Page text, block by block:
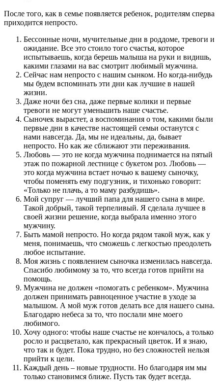
После того, как в семье появляется ребенок, родителям сперва
приходится непросто.
Бессонные ночи, мучительные дни в роддоме, тревоги и
ожидание. Все это стоило того счастья, которое
испытываешь, когда берешь малыша на руки и видишь,
какими глазами на вас смотрит любимый мужчина.
Сейчас нам непросто с нашим сынком. Но когда-нибудь
мы будем вспоминать эти дни как лучшие в нашей
жизни.
Даже ночи без сна, даже первые колики и первые
тревоги не могут уменьшить наше счастье.
Сыночек вырастет, а воспоминания о том, какими были
первые дни в качестве настоящей семьи останутся с
нами навсегда. Да, мы не идеальны, да, бывает
непросто. Но как же сближают эти переживания.
Любовь — это не когда мужчина поднимается на пятый
этаж по пожарной лестнице с букетом роз. Любовь —
это когда мужчина встает ночью к вашему сыночку,
чтобы поменять ему подгузник, и тихонько говорит:
«Только не плачь, а то маму разбудишь».
Мой супруг — лучший папа для нашего сына в мире.
Такой добрый, такой терпеливый. Я сделала лучшее в
своей жизни решение, когда выбрала именно этого
мужчину.
Быть мамой непросто. Но когда рядом такой муж, как у
меня, понимаешь, что сможешь с легкостью преодолеть
любое испытание.
Моя жизнь с появлением сыночка изменилась навсегда.
Спасибо любимому за то, что всегда готов прийти на
помощь.
Мужчина не должен «помогать с ребенком». Мужчина
должен принимать равноценное участие в уходе за
малышом. А мой муж готов делать все для нашего сына.
Благодарю небеса за то, что послали мне моего
любимого.
Хочу одного: чтобы наше счастье не кончалось, а только
росло и расцветало, как прекрасный цветок. И я знаю,
что так и будет. Пока трудно, но без сложностей нельзя
прийти к цели.
Каждый день – новые трудности. Но благодаря им мы
только становимся ближе. Пусть так будет всегда.